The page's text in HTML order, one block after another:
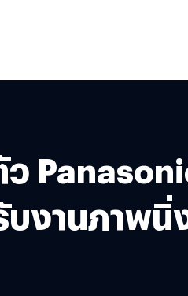
ว
บงานภาพนิ่